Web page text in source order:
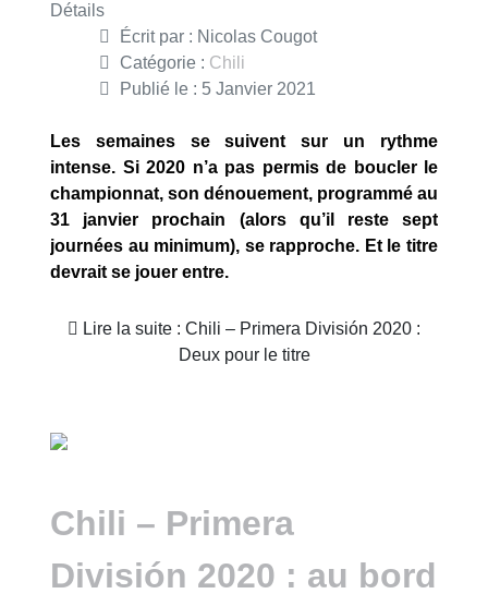
Détails
Écrit par : Nicolas Cougot
Catégorie : Chili
Publié le : 5 Janvier 2021
Les semaines se suivent sur un rythme
intense. Si 2020 n’a pas permis de boucler le
championnat, son dénouement, programmé au
31 janvier prochain (alors qu’il reste sept
journées au minimum), se rapproche. Et le titre
devrait se jouer entre.
Lire la suite : Chili – Primera División 2020 :
Deux pour le titre
Chili – Primera
División 2020 : au bord